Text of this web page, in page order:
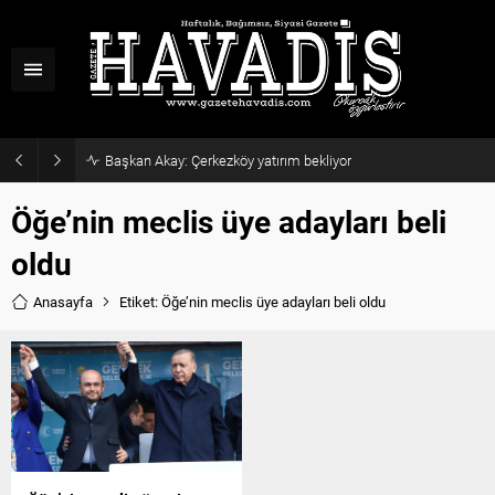
Başkan Akay: Çerkezköy yatırım bekliyor
Öğe’nin meclis üye adayları beli
oldu
Anasayfa Etiket: Öğe’nin meclis üye adayları beli oldu